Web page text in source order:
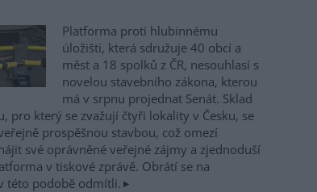
Platforma proti hlubinnému
úložišti, která sdružuje 40 obcí a
měst a 18 spolků z ČR, nesouhlasí s
novelou stavebního zákona, kterou
má v srpnu projednat Senát. Sklad
pro který se zvažují čtyři lokality v Česku, se
prospěšnou stavbou, což omezí
své oprávněné veřejné zájmy a zjednoduší
v tiskové zprávě. Obrátí se na
této podobě odmítli.